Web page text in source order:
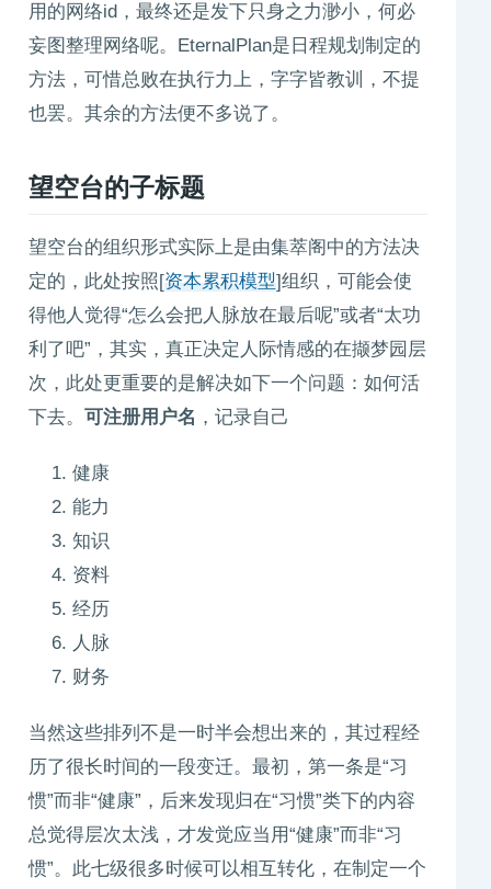
用的网络id，最终还是发下只身之力渺小，何必
妄图整理网络呢。EternalPlan是日程规划制定的
方法，可惜总败在执行力上，字字皆教训，不提
也罢。其余的方法便不多说了。
望空台的子标题
望空台的组织形式实际上是由集萃阁中的方法决
定的，此处按照[资本累积模型]组织，可能会使
得他人觉得“怎么会把人脉放在最后呢”或者“太功
利了吧”，其实，真正决定人际情感的在撷梦园层
次，此处更重要的是解决如下一个问题：如何活
下去。 可注册用户名 ，记录自己
健康
能力
知识
资料
经历
人脉
财务
当然这些排列不是一时半会想出来的，其过程经
历了很长时间的一段变迁。最初，第一条是“习
惯”而非“健康”，后来发现归在“习惯”类下的内容
总觉得层次太浅，才发觉应当用“健康”而非“习
惯”。此七级很多时候可以相互转化，在制定一个